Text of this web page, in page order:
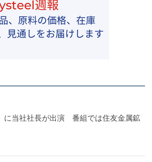
に当社社長が出演 番組では住友金属鉱